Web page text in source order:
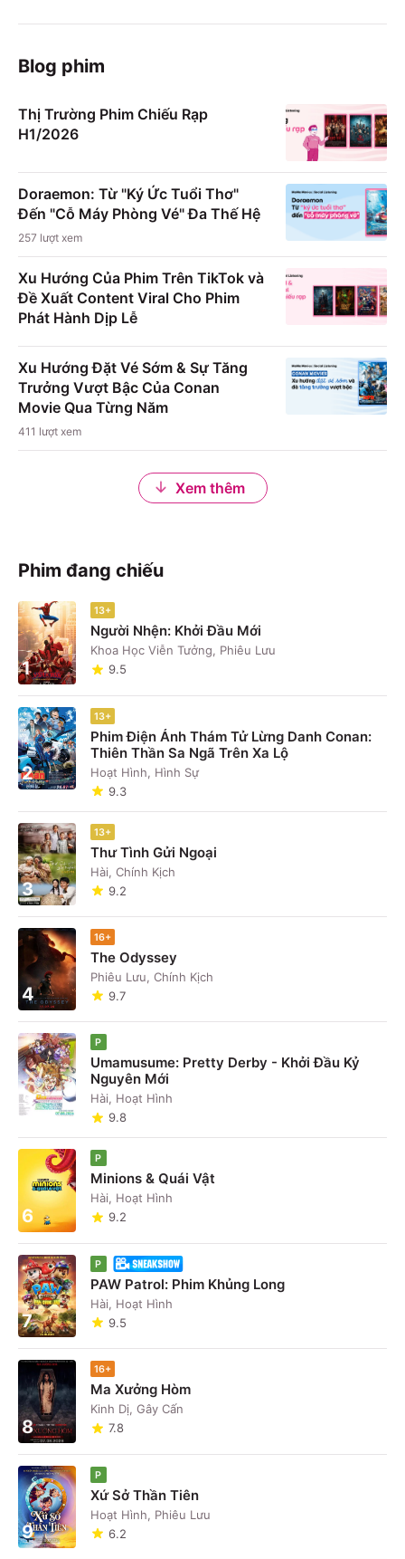
Blog phim
Thị Trường Phim Chiếu Rạp
H1/2026
Doraemon: Từ "Ký Ức Tuổi Thơ"
Đến "Cỗ Máy Phòng Vé" Đa Thế Hệ
257 lượt xem
Xu Hướng Của Phim Trên TikTok và
Đề Xuất Content Viral Cho Phim
Phát Hành Dịp Lễ
Xu Hướng Đặt Vé Sớm & Sự Tăng
Trưởng Vượt Bậc Của Conan
Movie Qua Từng Năm
411 lượt xem
Xem thêm
Phim đang chiếu
1
13+
Người Nhện: Khởi Đầu Mới
Khoa Học Viễn Tưởng, Phiêu Lưu
9.5
2
13+
Phim Điện Ảnh Thám Tử Lừng Danh Conan:
Thiên Thần Sa Ngã Trên Xa Lộ
Hoạt Hình, Hình Sự
9.3
3
13+
Thư Tình Gửi Ngoại
Hài, Chính Kịch
9.2
4
16+
The Odyssey
Phiêu Lưu, Chính Kịch
9.7
5
P
Umamusume: Pretty Derby - Khởi Đầu Kỷ
Nguyên Mới
Hài, Hoạt Hình
9.8
6
P
Minions & Quái Vật
Hài, Hoạt Hình
9.2
7
P
PAW Patrol: Phim Khủng Long
Hài, Hoạt Hình
9.5
8
16+
Ma Xưởng Hòm
Kinh Dị, Gây Cấn
7.8
9
P
Xứ Sở Thần Tiên
Hoạt Hình, Phiêu Lưu
6.2